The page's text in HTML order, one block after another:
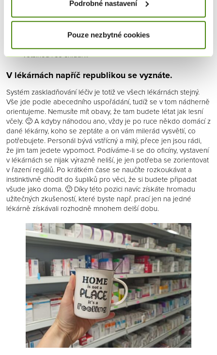
Kliknutím na tlačítko "Rozumím a souhlasím" vyjádříte
Váš souhlas s ukládáním a vyžíváním cookies pro
chování na webu pro zobrazení cílené reklamy na
sociálních sítích a reklamních sítích na dalších webech.
odmítnete ukládání a využívání cookies, které nejsou
nezbytně nutné pro fungování této webové stránky a
jejích funkcí, které se rozhodnete využívat.
Pomocí tlačítka „Podrobné nastavení“ můžete zvolit, pro
jaké účely ukládání a využívání cookies poskytnete Váš
souhlas.
Váš souhlas s nastavením ukládání cookies
uchováváme po dobu jednoho roku. Toto nastavení
můžete kdykoliv upravitZDE.
Bližší informace o ukládání a využívání cookies touto
webovou stránkou, o době vypršení jednotlivých cookies
a o Vašich právech v souvislosti se zpracováním
cookies naleznete vprohlášení o cookiesa v
Obecných zásadách zpracování osobních údajů .
Podrobné nastavení
Pouze nezbytné cookies
do účtárny. Peníze za ubytování posílají téměř
obratem zpátky na váš účet. Můžete také čerpat
peněz vůbec. Cena musí být do určité částky za noc,
většinou i se snídaní.
V lékárnách napříč republikou se vyznáte.
Systém zaskladňování léčiv je totiž ve všech lékárnách stejný.
Vše jde podle abecedního uspořádání, tudíž se v tom nádherně
orientujeme. Nemusíte mít obavy, že tam budete létat jak lesní
včely. 🙂 A kdyby náhodou ano, vždy je po ruce někdo domácí z
dané lékárny, koho se zeptáte a on vám milerád vysvětlí, co
potřebujete. Personál bývá vstřícný a milý, přece jen jsou rádi,
že jim tam jedete vypomoct. Podíváme-li se do oficíny, vystavení
v lékárnách se nijak výrazně neliší, je jen potřeba se zorientovat
v řazení regálů. Po krátkém čase se naučíte rozkoukávat a
instinktivně chodit do šuplíků pro věci, že si budete připadat
všude jako doma. 🙂 Díky této pozici navíc získáte hromadu
užitečných zkušeností, které byste např. prací jen na jedné
lékárně získávali rozhodně mnohem delší dobu.